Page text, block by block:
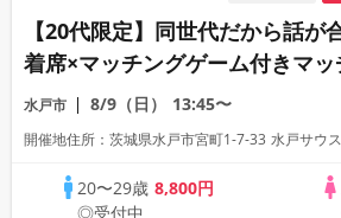
【20代限定】同世代だから話
着席×マッチングゲーム付きマッ
ン
水戸市 8/9（日） 13:45〜
開催地住所：茨城県水戸市宮町1-7-33 水戸サウ
20〜29歳8,800円
◎受付中